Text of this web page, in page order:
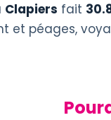
Clapiers fait
et péages,